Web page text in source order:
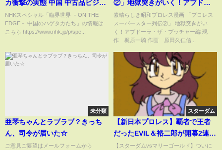
カ衝撃の実態 中国 中古品ビジネ
ス | 臨界世界 －ON THE EDGE
－ 中国のハゲタカたち | NHK
NHKスペシャル「臨界世界 －ON THE
EDGE－ 中国のハゲタカたち」の情報は
こちら https://www.nhk.jp/p/spe...
②」地獄突きがいく！アブドー
ラ・ザ・ブッチャー編
素晴らしき昭和プロレス漫画 「プロレス
スーパースター列伝②」 地獄突きがい
く！アブドーラ・ザ・ブッチャー編 現
作 梶原一騎 作画 原田久仁信...
未分類
亜琴ちゃんとラブラブ？きっち
ん、司令が届いた☆
ご意見ご要望はメールフォームから
スターダム
【新日本プロレス】覇者で王者
だったEVIL＆裕二郎が開幕2連
勝！！前年WORLD TAG
【スターダムvsマリーゴールド】ついに